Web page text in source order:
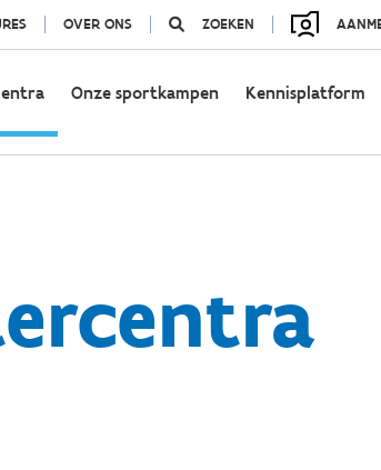
OVER ONS ZOEKEN
Onze sportkampen Kennisplatform